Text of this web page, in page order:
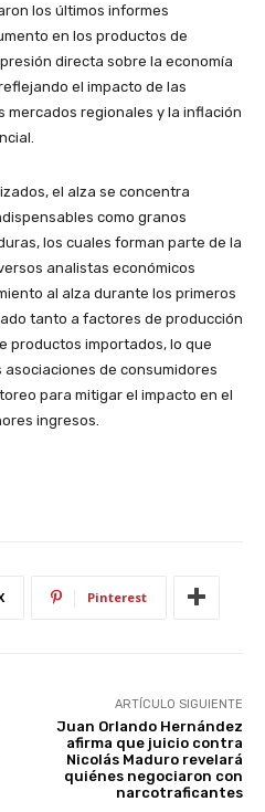
los últimos informes
en los productos de
directa sobre la economía
el impacto de las
mercados regionales y la inflación
el alza se concentra
como granos
los cuales forman parte de la
analistas económicos
al alza durante los primeros
tanto a factores de producción
productos importados, lo que
de consumidores
para mitigar el impacto en el
ingresos.
Pinterest
ARTÍCULO SIGUIENTE
Juan Orlando Hernández
afirma que juicio contra
Nicolás Maduro revelará
quiénes negociaron con
narcotraficantes